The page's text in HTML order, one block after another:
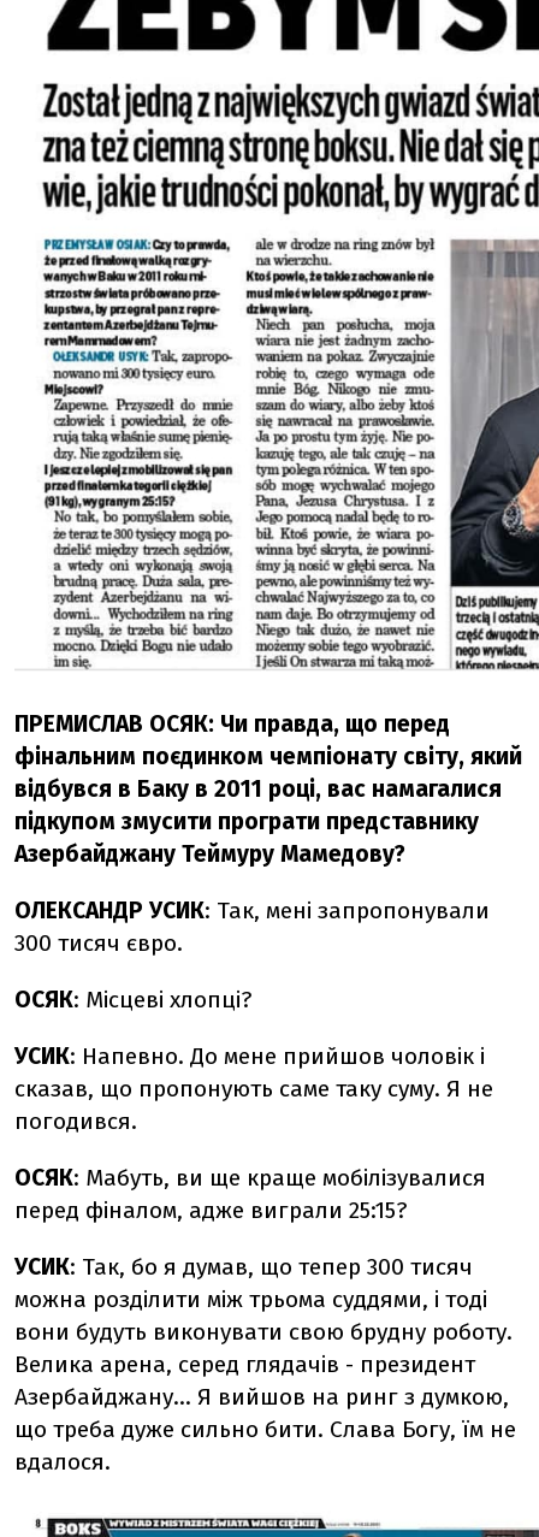
ПРЕМИСЛАВ ОСЯК: Чи правда, що перед
фінальним поєдинком чемпіонату світу, який
відбувся в Баку в 2011 році, вас намагалися
підкупом змусити програти представнику
Азербайджану Теймуру Мамедову?
ОЛЕКСАНДР УСИК: Так, мені запропонували
300 тисяч євро.
ОСЯК: Місцеві хлопці?
УСИК: Напевно. До мене прийшов чоловік і
сказав, що пропонують саме таку суму. Я не
погодився.
ОСЯК: Мабуть, ви ще краще мобілізувалися
перед фіналом, адже виграли 25:15?
УСИК: Так, бо я думав, що тепер 300 тисяч
можна розділити між трьома суддями, і тоді
вони будуть виконувати свою брудну роботу.
Велика арена, серед глядачів - президент
Азербайджану... Я вийшов на ринг з думкою,
що треба дуже сильно бити. Слава Богу, їм не
вдалося.